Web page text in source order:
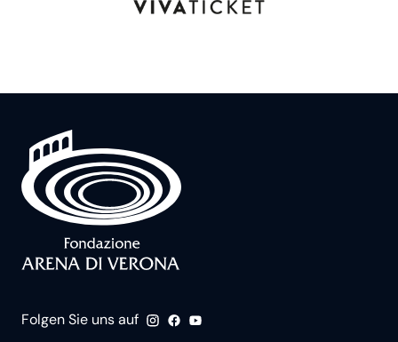
Folgen Sie uns auf